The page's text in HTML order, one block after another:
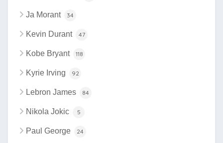
Ja Morant 34
Kevin Durant 47
Kobe Bryant 118
Kyrie Irving 92
Lebron James 84
Nikola Jokic 5
Paul George 24